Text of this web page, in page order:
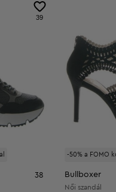
39
38
-50% a FOMO
Bullboxer
Női szandál